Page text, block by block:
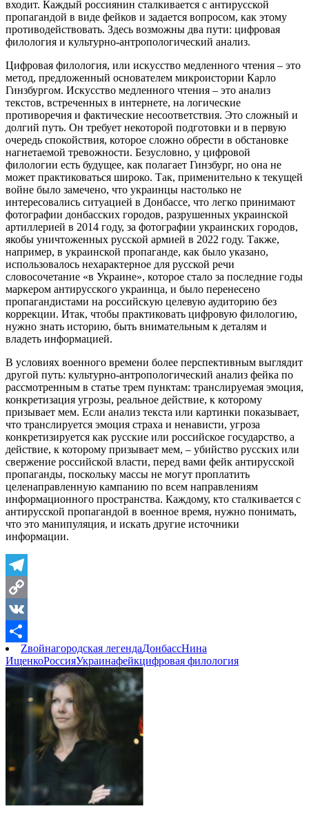
входит. Каждый россиянин сталкивается с антирусской
пропагандой в виде фейков и задается вопросом, как этому
противодействовать. Здесь возможны два пути: цифровая
филология и культурно-антропологический анализ.
Цифровая филология, или искусство медленного чтения – это
метод, предложенный основателем микроистории Карло
Гинзбургом. Искусство медленного чтения – это анализ
текстов, встреченных в интернете, на логические
противоречия и фактические несоответствия. Это сложный и
долгий путь. Он требует некоторой подготовки и в первую
очередь спокойствия, которое сложно обрести в обстановке
нагнетаемой тревожности. Безусловно, у цифровой
филологии есть будущее, как полагает Гинзбург, но она не
может практиковаться широко. Так, применительно к текущей
войне было замечено, что украинцы настолько не
интересовались ситуацией в Донбассе, что легко принимают
фотографии донбасских городов, разрушенных украинской
артиллерией в 2014 году, за фотографии украинских городов,
якобы уничтоженных русской армией в 2022 году. Также,
например, в украинской пропаганде, как было указано,
использовалось нехарактерное для русской речи
словосочетание «в Украине», которое стало за последние годы
маркером антирусского украинца, и было перенесено
пропагандистами на российскую целевую аудиторию без
коррекции. Итак, чтобы практиковать цифровую филологию,
нужно знать историю, быть внимательным к деталям и
владеть информацией.
В условиях военного времени более перспективным выглядит
другой путь: культурно-антропологический анализ фейка по
рассмотренным в статье трем пунктам: транслируемая эмоция,
конкретизация угрозы, реальное действие, к которому
призывает мем. Если анализ текста или картинки показывает,
что транслируется эмоция страха и ненависти, угроза
конкретизируется как русские или российское государство, а
действие, к которому призывает мем, – убийство русских или
свержение российской власти, перед вами фейк антирусской
пропаганды, поскольку массы не могут проплатить
целенаправленную кампанию по всем направлениям
информационного пространства. Каждому, кто сталкивается с
антирусской пропагандой в военное время, нужно понимать,
что это манипуляция, и искать другие источники
информации.
Telegram
Copy
Link
VK
Отправить
Zвойнагородская легендаДонбассНина
ИщенкоРоссияУкраинафейкцифровая филология